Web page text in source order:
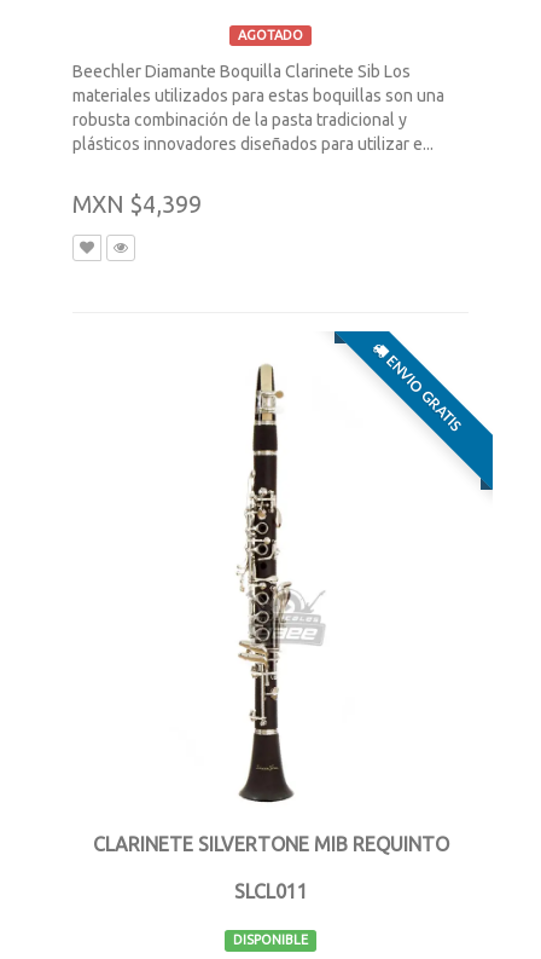
AGOTADO
Beechler Diamante Boquilla Clarinete Sib Los
materiales utilizados para estas boquillas son una
robusta combinación de la pasta tradicional y
plásticos innovadores diseñados para utilizar e...
MXN $4,399
ENVIO GRATIS
CLARINETE SILVERTONE MIB REQUINTO
SLCL011
DISPONIBLE